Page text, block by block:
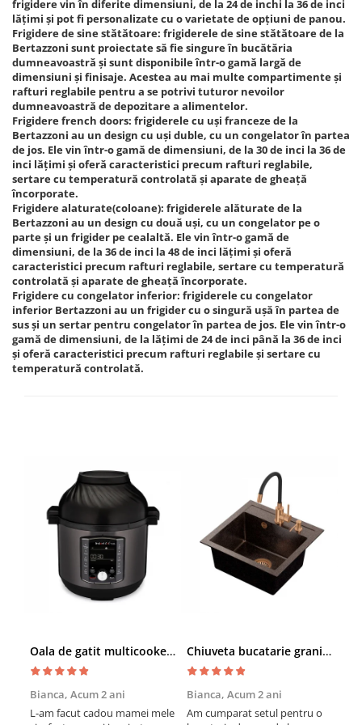
frigidere vin în diferite dimensiuni, de la 24 de inchi la 36 de inci
lățimi și pot fi personalizate cu o varietate de opțiuni de panou.
Frigidere de sine stătătoare: frigiderele de sine stătătoare de la
Bertazzoni sunt proiectate să fie singure în bucătăria
dumneavoastră și sunt disponibile într-o gamă largă de
dimensiuni și finisaje. Acestea au mai multe compartimente și
rafturi reglabile pentru a se potrivi tuturor nevoilor
dumneavoastră de depozitare a alimentelor.
Frigidere french doors: frigiderele cu uși franceze de la
Bertazzoni au un design cu uși duble, cu un congelator în partea
de jos. Ele vin într-o gamă de dimensiuni, de la 30 de inci la 36 de
inci lățimi și oferă caracteristici precum rafturi reglabile,
sertare cu temperatură controlată și aparate de gheață
încorporate.
Frigidere alaturate(coloane): frigiderele alăturate de la
Bertazzoni au un design cu două uși, cu un congelator pe o
parte și un frigider pe cealaltă. Ele vin într-o gamă de
dimensiuni, de la 36 de inci la 48 de inci lățimi și oferă
caracteristici precum rafturi reglabile, sertare cu temperatură
controlată și aparate de gheață încorporate.
Frigidere cu congelator inferior: frigiderele cu congelator
inferior Bertazzoni au un frigider cu o singură ușă în partea de
sus și un sertar pentru congelator în partea de jos. Ele vin într-o
gamă de dimensiuni, de la lățimi de 24 de inci până la 36 de inci
și oferă caracteristici precum rafturi reglabile și sertare cu
temperatură controlată.
Oala de gatit multicooker 11 functii Instant Pot Pro Crisp 8 + Air Fryer 7.6 lt
Bianca, Acum 2 ani
L-am facut cadou mamei mele
Chiuveta bucatarie granit cu finisaj negru perlat/cupru Steingran Art Copper cu dozator si baterie Quadron
Bianca, Acum 2 ani
Am cumparat setul pentru o